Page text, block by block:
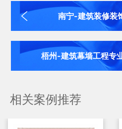
南宁-建筑装修装
梧州-建筑幕墙工程专
相关案例推荐